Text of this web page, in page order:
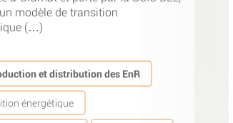
modèle de transition
(…)
et distribution des EnR
énergétique